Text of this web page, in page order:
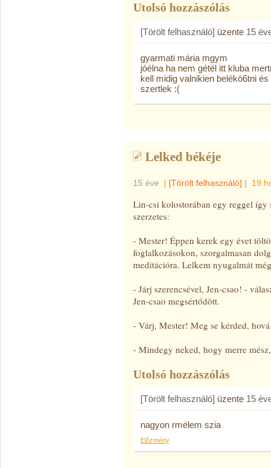
Utolsó hozzászólás
[Törölt felhasználó] üzente 15
gyarmati mária mgym
jóélna ha nem gétél itt kluba
kell midig valnikien belékö6tni
szertlek :(
Lelked békéje
15 éve | [Törölt felhasználó] | 19
Lin-csi kolostorában egy reggel így
szerzetes:
- Mester! Éppen kerek egy évet
foglalkozásokon, szorgalmasan
meditációra. Lelkem nyugalmát
- Járj szerencsével, Jen-csao! -
Jen-csao megsértődött.
- Várj, Mester! Meg se kérded,
- Mindegy neked, hogy merre
Utolsó hozzászólás
[Törölt felhasználó] üzente 15
nagyon rmélem szia
Előzmény